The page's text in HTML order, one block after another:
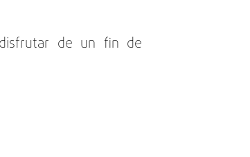
de un fin de